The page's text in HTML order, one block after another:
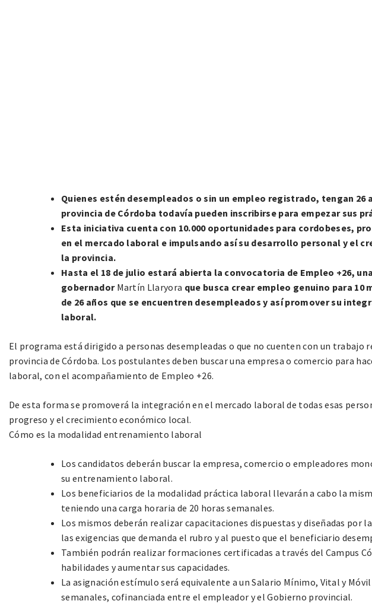
Quienes estén desempleados o sin un empleo registrado, tengan 26
provincia de Córdoba todavía pueden inscribirse para empezar sus
Esta iniciativa cuenta con 10.000 oportunidades para cordobeses,
en el mercado laboral e impulsando así su desarrollo personal y el
la provincia.
Hasta el 18 de julio estará abierta la convocatoria de Empleo +26,
gobernador Martín Llaryora que busca crear empleo genuino para 10
de 26 años que se encuentren desempleados y así promover su
laboral.
El programa está dirigido a personas desempleadas o que no cuenten con un trabajo
provincia de Córdoba. Los postulantes deben buscar una empresa o comercio para
laboral, con el acompañamiento de Empleo +26.
De esta forma se promoverá la integración en el mercado laboral de todas esas
progreso y el crecimiento económico local.
Cómo es la modalidad entrenamiento laboral
Los candidatos deberán buscar la empresa, comercio o empleadores
su entrenamiento laboral.
Los beneficiarios de la modalidad práctica laboral llevarán a cabo la
teniendo una carga horaria de 20 horas semanales.
Los mismos deberán realizar capacitaciones dispuestas y diseñadas por
las exigencias que demanda el rubro y al puesto que el beneficiario
También podrán realizar formaciones certificadas a través del Campus
habilidades y aumentar sus capacidades.
La asignación estímulo será equivalente a un Salario Mínimo, Vital y Móvil
semanales, cofinanciada entre el empleador y el Gobierno provincial.